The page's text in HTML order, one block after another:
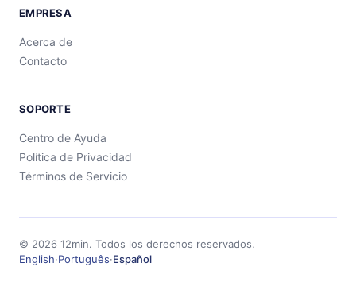
EMPRESA
Acerca de
Contacto
SOPORTE
Centro de Ayuda
Política de Privacidad
Términos de Servicio
© 2026 12min. Todos los derechos reservados.
English·Português·Español